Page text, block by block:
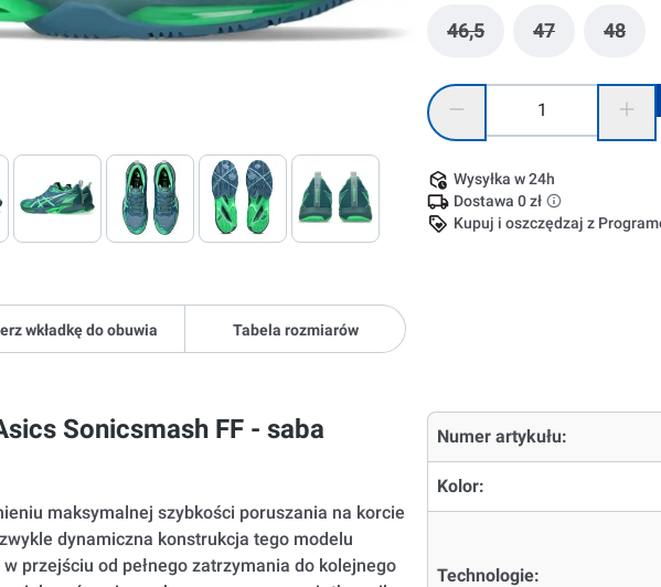
46,5(Ta opcja jest obecnie
47(Ta opcja jest
48(Ta
Ilość produktu: Wprowadź
Wysyłka w 24h
Dostawa 0 zł
Kupuj i oszczędzaj z
wkładkę do obuwia Tabela rozmiarów
Sonicsmash FF - saba
maksymalnej szybkości poruszania na korcie
dynamiczna konstrukcja tego modelu
przejściu od pełnego zatrzymania do kolejnego
Numer artykułu:
Kolor:
Technologie: